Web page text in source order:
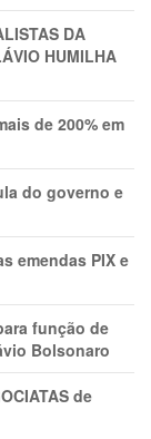
DA
HUMILHA
de 200% em
do governo e
emendas PIX e
função de
Bolsonaro
de